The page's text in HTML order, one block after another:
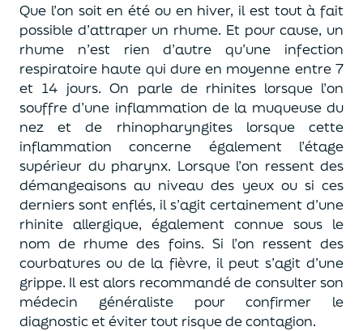
Que l’on soit en été ou en hiver, il est tout à fait
possible d’attraper un rhume. Et pour cause, un
rhume n’est rien d’autre qu’une infection
respiratoire haute qui dure en moyenne entre 7
et 14 jours. On parle de rhinites lorsque l’on
souffre d’une inflammation de la muqueuse du
nez et de rhinopharyngites lorsque cette
inflammation concerne également l’étage
supérieur du pharynx. Lorsque l’on ressent des
démangeaisons au niveau des yeux ou si ces
derniers sont enflés, il s’agit certainement d’une
rhinite allergique, également connue sous le
nom de rhume des foins. Si l’on ressent des
courbatures ou de la fièvre, il peut s’agit d’une
grippe. Il est alors recommandé de consulter son
médecin généraliste pour confirmer le
diagnostic et éviter tout risque de contagion.